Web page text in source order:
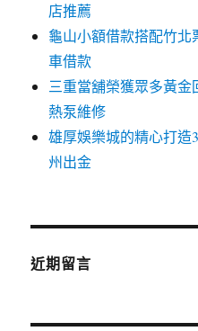
店推薦
龜山小額借款搭配竹
車借款
三重當舖榮獲眾多黃
熱泵維修
雄厚娛樂城的精心打造
州出金
近期留言